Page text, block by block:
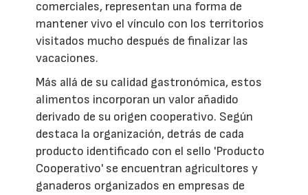
comerciales, representan una forma de
mantener vivo el vínculo con los territorios
visitados mucho después de finalizar las
vacaciones.
Más allá de su calidad gastronómica, estos
alimentos incorporan un valor añadido
derivado de su origen cooperativo. Según
destaca la organización, detrás de cada
producto identificado con el sello 'Producto
Cooperativo' se encuentran agricultores y
ganaderos organizados en empresas de